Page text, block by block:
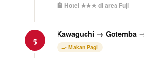
🏨 Hotel ★★★ di area Fuji
5
Kawaguchi → Gotemba
🍳 Makan Pagi